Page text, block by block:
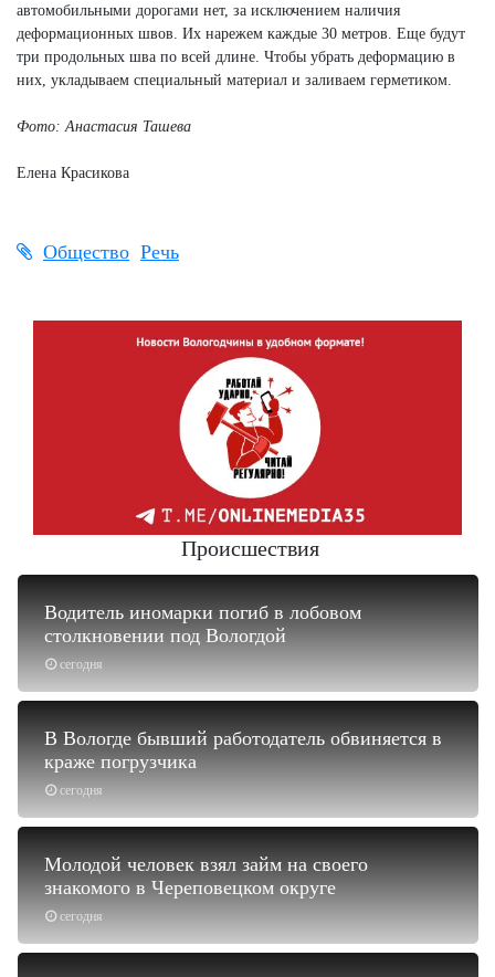
автомобильными дорогами нет, за исключением наличия
деформационных швов. Их нарежем каждые 30 метров. Еще будут
три продольных шва по всей длине. Чтобы убрать деформацию в
них, укладываем специальный материал и заливаем герметиком.
Фото: Анастасия Ташева
Елена Красикова
Общество Речь
Происшествия
сегодня
Водитель иномарки погиб в лобовом
столкновении под Вологдой
сегодня
В Вологде бывший работодатель обвиняется в
краже погрузчика
сегодня
Молодой человек взял займ на своего
знакомого в Череповецком округе